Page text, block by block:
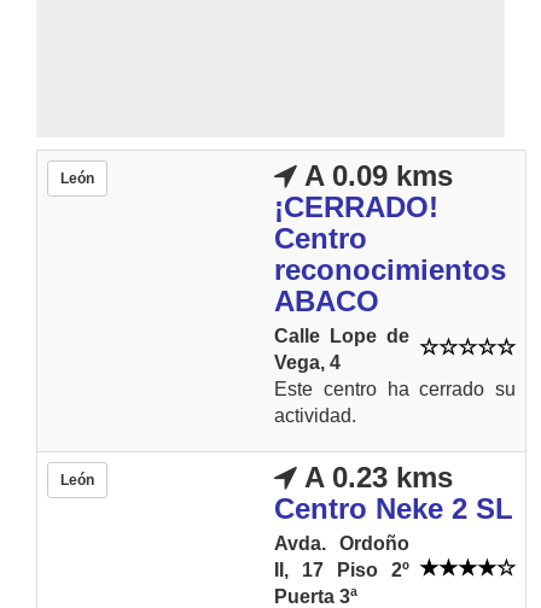
León
A 0.09 kms
¡CERRADO!
Centro
reconocimientos
ABACO
Calle Lope de
Vega, 4
Este centro ha cerrado su
actividad.
León
A 0.23 kms
Centro Neke 2 SL
Avda. Ordoño
II, 17 Piso 2º
Puerta 3ª